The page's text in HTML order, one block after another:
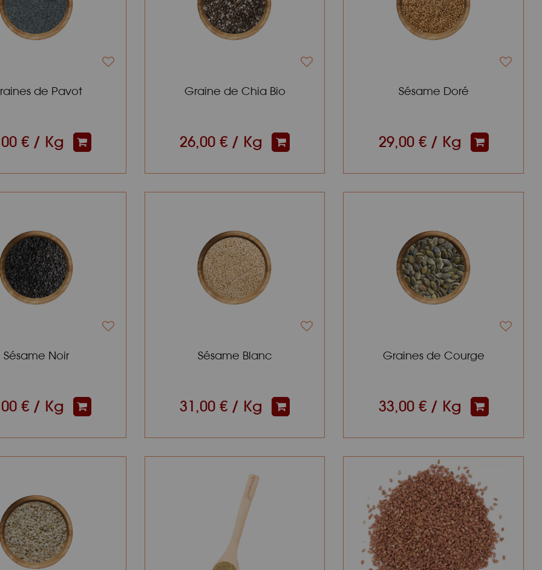
de Pavot
€ / Kg
Graine de Chia Bio
26,00 € / Kg
Sésame Doré
29,00 € / Kg
Sésame Noir
€ / Kg
Sésame Blanc
31,00 € / Kg
Graines de Courge
33,00 € / Kg